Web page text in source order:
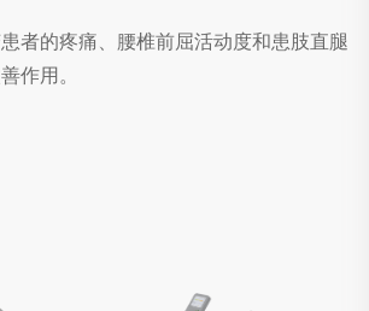
者的疼痛、腰椎前屈活动度和患肢直腿
作用。